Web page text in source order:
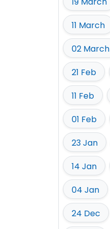
11 March
02 March
21 Feb
11 Feb
01 Feb
23 Jan
14 Jan
04 Jan
24 Dec